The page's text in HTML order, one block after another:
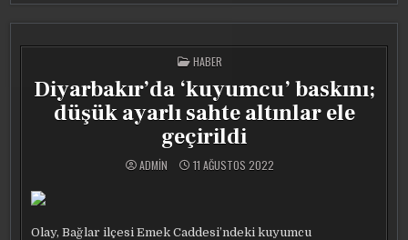
POSTED
IN
HABER
Diyarbakır’da ‘kuyumcu’ baskını;
düşük ayarlı sahte altınlar ele
geçirildi
ADMIN 11 AĞUSTOS 2022
Olay, Bağlar ilçesi Emek Caddesi’ndeki kuyumcu